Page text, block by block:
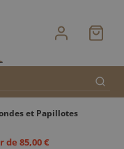
et Papillotes
85,00 €